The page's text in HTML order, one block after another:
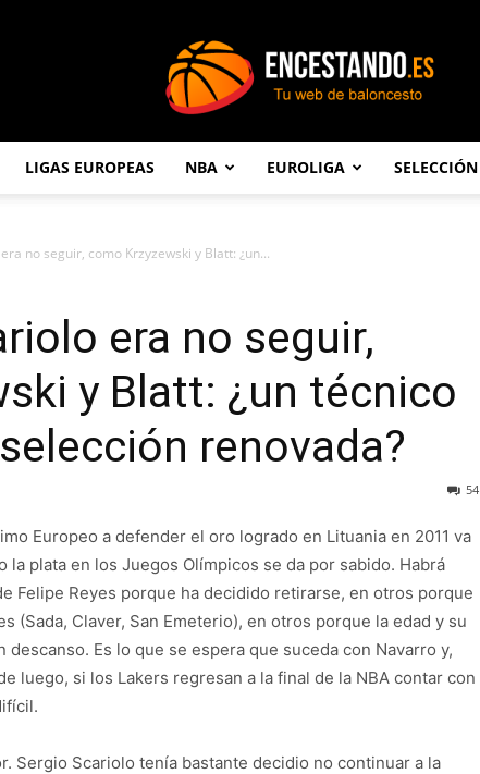
LIGAS EUROPEAS NBA EUROLIGA SELECCIÓN
no seguir, como Krzyzewski y Blatt: ¿un...
era no seguir,
y Blatt: ¿un técnico
renovada?
54
Europeo a defender el oro logrado en Lituania en 2011 va
la plata en los Juegos Olímpicos se da por sabido. Habrá
Felipe Reyes porque ha decidido retirarse, en otros porque
(Sada, Claver, San Emeterio), en otros porque la edad y su
Es lo que se espera que suceda con Navarro y,
luego, si los Lakers regresan a la final de la NBA contar con
Sergio Scariolo tenía bastante decidio no continuar a la